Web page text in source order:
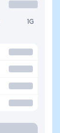
1G